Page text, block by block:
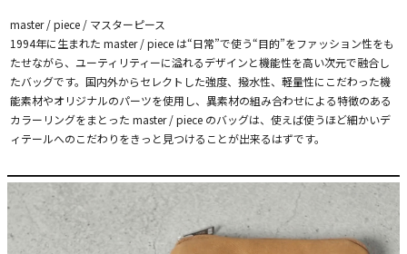
master / piece / マスターピース
1994年に生まれた master / piece は“日常”で使う“目的”をファッション性をも
たせながら、ユーティリティーに溢れるデザインと機能性を高い次元で融合し
たバッグです。国内外からセレクトした強度、撥水性、軽量性にこだわった機
能素材やオリジナルのパーツを使用し、異素材の組み合わせによる特徴のある
カラーリングをまとった master / piece のバッグは、使えば使うほど細かいデ
ィテールへのこだわりをきっと見つけることが出来るはずです。